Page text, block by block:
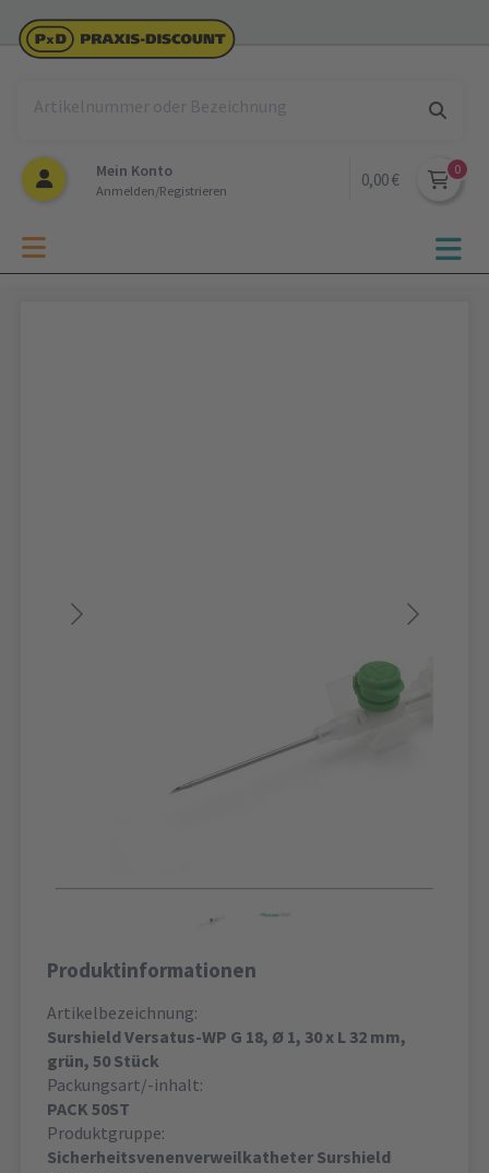
Mein Konto
Anmelden/Registrieren
0,00 €
Produktinformationen
Artikelbezeichnung:
Surshield Versatus-WP G 18, Ø 1, 30 x L 32 mm,
grün, 50 Stück
Packungsart/-inhalt:
PACK 50ST
Produktgruppe:
Sicherheitsvenenverweilkatheter Surshield